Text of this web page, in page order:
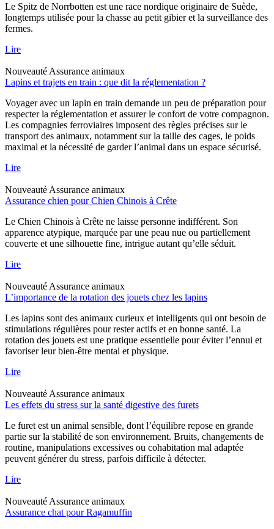
Le Spitz de Norrbotten est une race nordique originaire de Suède,
longtemps utilisée pour la chasse au petit gibier et la surveillance des
fermes.
Lire
Nouveauté Assurance animaux
Lapins et trajets en train : que dit la réglementation ?
Voyager avec un lapin en train demande un peu de préparation pour
respecter la réglementation et assurer le confort de votre compagnon.
Les compagnies ferroviaires imposent des règles précises sur le
transport des animaux, notamment sur la taille des cages, le poids
maximal et la nécessité de garder l’animal dans un espace sécurisé.
Lire
Nouveauté Assurance animaux
Assurance chien pour Chien Chinois à Crête
Le Chien Chinois à Crête ne laisse personne indifférent. Son
apparence atypique, marquée par une peau nue ou partiellement
couverte et une silhouette fine, intrigue autant qu’elle séduit.
Lire
Nouveauté Assurance animaux
L’importance de la rotation des jouets chez les lapins
Les lapins sont des animaux curieux et intelligents qui ont besoin de
stimulations régulières pour rester actifs et en bonne santé. La
rotation des jouets est une pratique essentielle pour éviter l’ennui et
favoriser leur bien-être mental et physique.
Lire
Nouveauté Assurance animaux
Les effets du stress sur la santé digestive des furets
Le furet est un animal sensible, dont l’équilibre repose en grande
partie sur la stabilité de son environnement. Bruits, changements de
routine, manipulations excessives ou cohabitation mal adaptée
peuvent générer du stress, parfois difficile à détecter.
Lire
Nouveauté Assurance animaux
Assurance chat pour Ragamuffin